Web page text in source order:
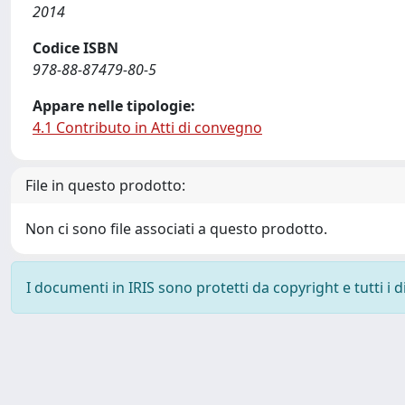
2014
Codice ISBN
978-88-87479-80-5
Appare nelle tipologie:
4.1 Contributo in Atti di convegno
File in questo prodotto:
Non ci sono file associati a questo prodotto.
I documenti in IRIS sono protetti da copyright e tutti i